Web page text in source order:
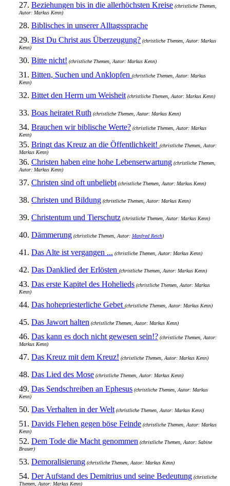
27. Beziehungen bis in die allerhöchsten Kreise (christliche Themen,
Autor: Markus Kenn)
28. Biblisches in unserer Alltagssprache
29. Bist Du Christ aus Überzeugung? (christliche Themen, Autor: Markus
Kenn)
30. Bitte nicht! (christliche Themen, Autor: Markus Kenn)
31. Bitten, Suchen und Anklopfen (christliche Themen, Autor: Markus
Kenn)
32. Bittet den Herrn um Weisheit (christliche Themen, Autor: Markus Kenn)
33. Boas heiratet Ruth (christliche Themen, Autor: Markus Kenn)
34. Brauchen wir biblische Werte? (christliche Themen, Autor: Markus
Kenn)
35. Bringt das Kreuz an die Öffentlichkeit! (christliche Themen, Autor:
Markus Kenn)
36. Christen haben eine hohe Lebenserwartung (christliche Themen,
Autor: Markus Kenn)
37. Christen sind oft unbeliebt (christliche Themen, Autor: Markus Kenn)
38. Christen und Bildung (christliche Themen, Autor: Markus Kenn)
39. Christentum und Tierschutz (christliche Themen, Autor: Markus Kenn)
40. Dämmerung (christliche Themen, Autor: Manfred Reich)
41. Das Alte ist vergangen ... (christliche Themen, Autor: Markus Kenn)
42. Das Danklied der Erlösten (christliche Themen, Autor: Markus Kenn)
43. Das erste Kapitel des Hohelieds (christliche Themen, Autor: Markus
Kenn)
44. Das hohepriesterliche Gebet (christliche Themen, Autor: Markus Kenn)
45. Das Jawort halten (christliche Themen, Autor: Markus Kenn)
46. Das kann es doch nicht gewesen sein!? (christliche Themen, Autor:
Markus Kenn)
47. Das Kreuz mit dem Kreuz! (christliche Themen, Autor: Markus Kenn)
48. Das Lied des Mose (christliche Themen, Autor: Markus Kenn)
49. Das Sendschreiben an Ephesus (christliche Themen, Autor: Markus
Kenn)
50. Das Verhalten in der Welt (christliche Themen, Autor: Markus Kenn)
51. Davids Flehen gegen böse Feinde (christliche Themen, Autor: Markus
Kenn)
52. Dem Tode die Macht genommen (christliche Themen, Autor: Sabine
Brauer)
53. Demoralisierung (christliche Themen, Autor: Markus Kenn)
54. Der Aufstand des Demitrius und seine Bedeutung (christliche
Themen, Autor: Markus Kenn)